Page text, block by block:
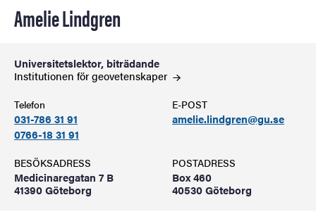
Amelie Lindgren
Universitetslektor, biträdande
Institutionen förgeovetenskaper
Telefon
031-786 31 91
0766-18 31 91
E-POST
amelie.lindgren@gu.se
BESÖKSADRESS
Medicinaregatan 7 B
41390 Göteborg
POSTADRESS
Box 460
40530 Göteborg